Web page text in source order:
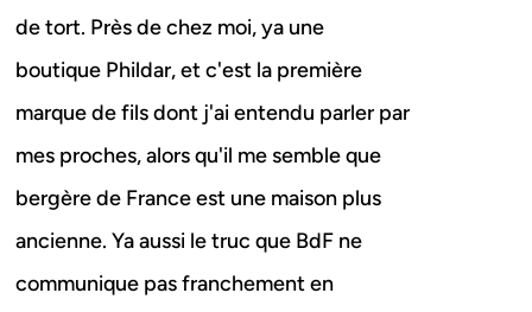
de tort. Près de chez moi, ya une
boutique Phildar, et c'est la première
marque de fils dont j'ai entendu parler par
mes proches, alors qu'il me semble que
bergère de France est une maison plus
ancienne. Ya aussi le truc que BdF ne
communique pas franchement en